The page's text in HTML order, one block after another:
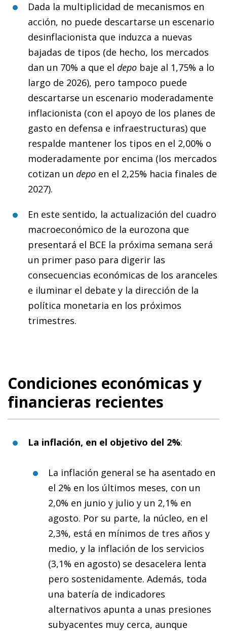
Dada la multiplicidad de mecanismos en
acción, no puede descartarse un escenario
desinflacionista que induzca a nuevas
bajadas de tipos (de hecho, los mercados
dan un 70% a que el depo baje al 1,75% a lo
largo de 2026), pero tampoco puede
descartarse un escenario moderadamente
inflacionista (con el apoyo de los planes de
gasto en defensa e infraestructuras) que
respalde mantener los tipos en el 2,00% o
moderadamente por encima (los mercados
cotizan un depo en el 2,25% hacia finales de
2027).
En este sentido, la actualización del cuadro
macroeconómico de la eurozona que
presentará el BCE la próxima semana será
un primer paso para digerir las
consecuencias económicas de los aranceles
e iluminar el debate y la dirección de la
política monetaria en los próximos
trimestres.
Condiciones económicas y
financieras recientes
La inflación, en el objetivo del 2%:
La inflación general se ha asentado en
el 2% en los últimos meses, con un
2,0% en junio y julio y un 2,1% en
agosto. Por su parte, la núcleo, en el
2,3%, está en mínimos de tres años y
medio, y la inflación de los servicios
(3,1% en agosto) se desacelera lenta
pero sostenidamente. Además, toda
una batería de indicadores
alternativos apunta a unas presiones
subyacentes muy cerca, aunque